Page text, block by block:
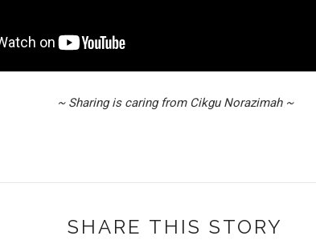
~ Sharing is caring from Cikgu Norazimah ~
SHARE THIS STORY